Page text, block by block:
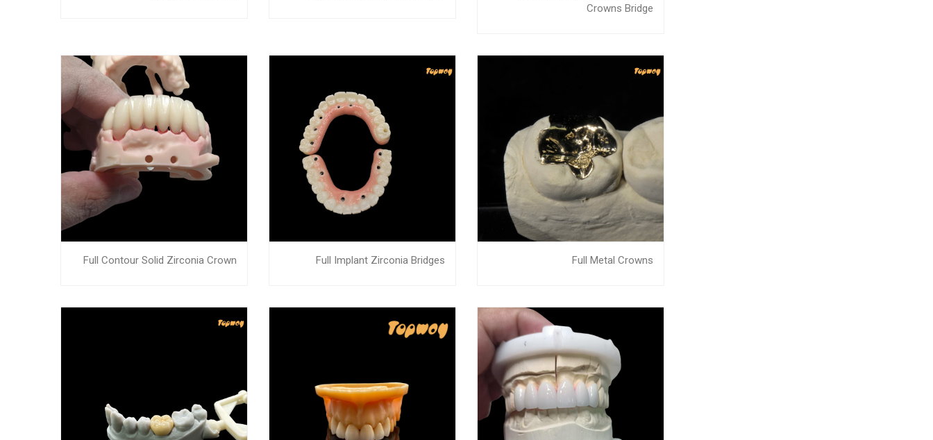
Crowns Bridge
Full Contour Solid Zirconia Crown Full Implant Zirconia Bridges Full Metal Crowns